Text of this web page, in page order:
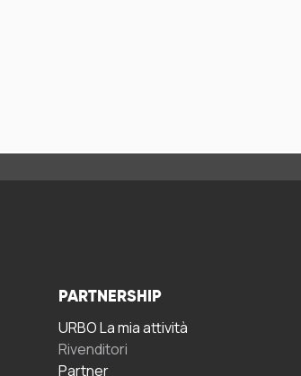
PARTNERSHIP
URBO La mia attività
Rivenditori
Partner